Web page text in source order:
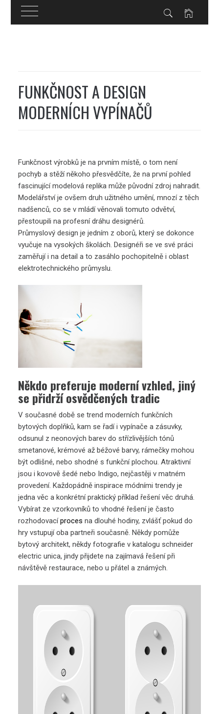
FUNKČNOST A DESIGN
MODERNÍCH VYPÍNAČŮ
Funkčnost výrobků je na prvním místě, o tom není
pochyb a stěží někoho přesvědčíte, že na první pohled
fascinující modelová replika může původní zdroj nahradit.
Modelářství je ovšem druh užitného umění, mnozí z těch
nadšenců, co se v mládí věnovali tomuto odvětví,
přestoupili na profesní dráhu designérů.
Průmyslový design je jedním z oborů, který se dokonce
vyučuje na vysokých školách. Designéři se ve své práci
zaměřují i na detail a to zasáhlo pochopitelně i oblast
elektrotechnického průmyslu.
Někdo preferuje moderní vzhled, jiný
se přidrží osvědčených tradic
V současné době se trend moderních funkčních
bytových doplňků, kam se řadí i vypínače a zásuvky,
odsunul z neonových barev do střízlivějších tónů
smetanové, krémové až béžové barvy, rámečky mohou
být odlišné, nebo shodné s funkční plochou. Atraktivní
jsou i kovově šedé nebo Indigo, nejčastěji v matném
provedení. Každopádně inspirace módními trendy je
jedna věc a konkrétní praktický příklad řešení věc druhá.
Vybírat ze vzorkovníků to vhodné řešení je často
rozhodovacíproces na dlouhé hodiny, zvlášť pokud do
hry vstupují oba partneři současně. Někdy pomůže
bytový architekt, někdy fotografie v kataloguschneider
electric unica, jindy přijdete na zajímavá řešení při
návštěvě restaurace, nebo u přátel a známých.